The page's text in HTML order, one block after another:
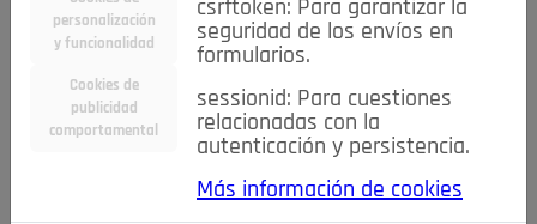
TODAS Deporte Bicicletas Deportes y Ocio
Electrodomésticos
Niños y Bebés Inmobiliaria Construcción y Reformas
Moda Accesorios Ropa Motor
Motor y Accesorios Motos Ocio
personalización
y funcionalidad
Cookies de
publicidad
comportamental
csrftoken: Para garantizar la
seguridad de los envíos en
formularios.
sessionid: Para cuestiones
relacionadas con la
autenticación y persistencia.
Más información de cookies